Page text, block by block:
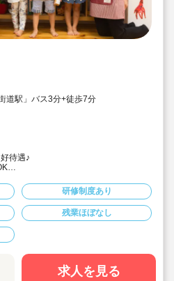
道駅」バス3分+徒歩7分
待遇♪
研修制度あり
残業ほぼなし
求人を見る